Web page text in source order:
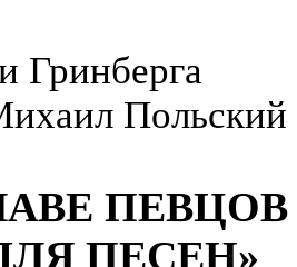
Гринберга
Польский
ПЕВЦОВ
ПЕСЕН»